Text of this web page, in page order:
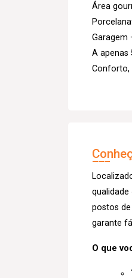
Área
Garagem
A apenas
Conforto,
postos
garante
O que